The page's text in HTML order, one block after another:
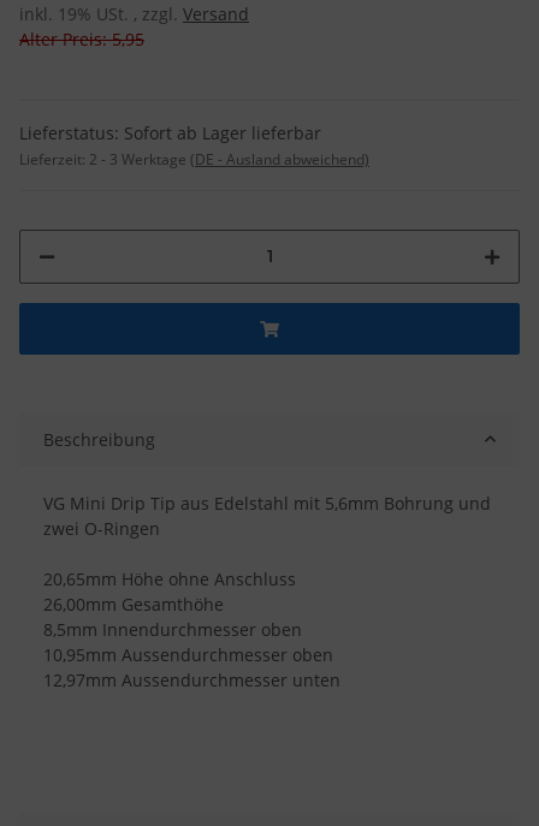
inkl. 19% USt. , zzgl. Versand
Alter Preis: 5,95
Lieferstatus: Sofort ab Lager lieferbar
Lieferzeit: 2 - 3 Werktage (DE - Ausland abweichend)
Beschreibung
VG Mini Drip Tip aus Edelstahl mit 5,6mm Bohrung und
zwei O-Ringen
20,65mm Höhe ohne Anschluss
26,00mm Gesamthöhe
8,5mm Innendurchmesser oben
10,95mm Aussendurchmesser oben
12,97mm Aussendurchmesser unten